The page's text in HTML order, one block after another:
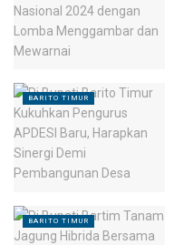
BARITO TIMUR
BARITO TIMUR